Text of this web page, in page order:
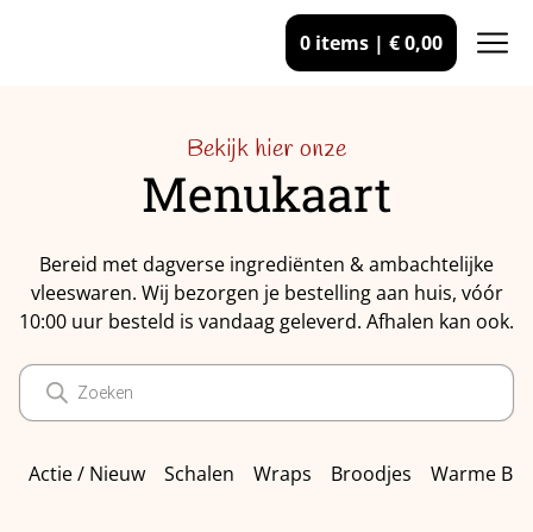
0 items | €0,00
Bekijk hier onze
Menukaart
Bereid met dagverse ingrediënten & ambachtelijke
vleeswaren. Wij bezorgen je bestelling aan huis, vóór
10:00 uur besteld is vandaag geleverd. Afhalen kan ook.
Producten
zoeken
Actie / Nieuw Schalen Wraps Broodjes Warme